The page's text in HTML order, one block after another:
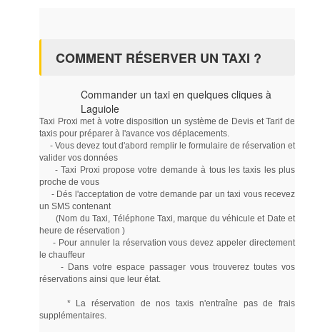
COMMENT RÉSERVER UN TAXI ?
Commander un taxi en quelques cliques à
Laguiole
Taxi Proxi met à votre disposition un système de Devis et Tarif de
taxis pour préparer à l'avance vos déplacements.
- Vous devez tout d'abord remplir le formulaire de réservation et
valider vos données
- Taxi Proxi propose votre demande à tous les taxis les plus
proche de vous
- Dés l'acceptation de votre demande par un taxi vous recevez
un SMS contenant
(Nom du Taxi, Téléphone Taxi, marque du véhicule et Date et
heure de réservation )
- Pour annuler la réservation vous devez appeler directement
le chauffeur
- Dans votre espace passager vous trouverez toutes vos
réservations ainsi que leur état.
* La réservation de nos taxis n'entraîne pas de frais
supplémentaires.